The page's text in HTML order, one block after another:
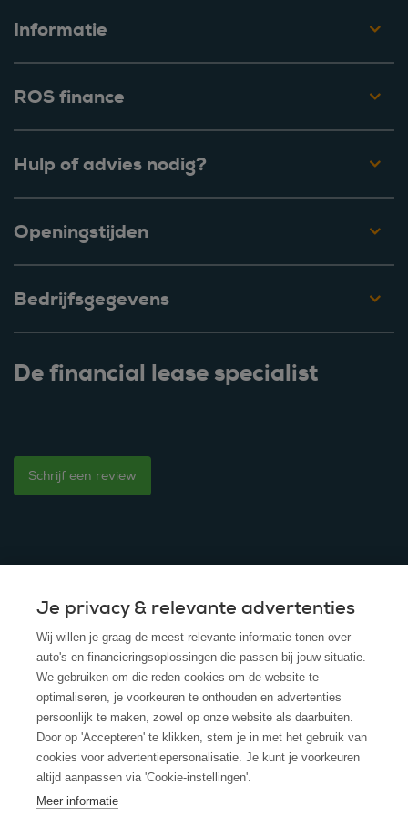
Informatie
ROS finance
Hulp of advies nodig?
Openingstijden
Bedrijfsgegevens
De financial lease specialist
Schrijf een review
© 2025 - ROS Krediet Service
Algemene Voorwaarden
Disclaimer
Privacy Policy
Cookies
Cookie policy
Je privacy & relevante advertenties
Wij willen je graag de meest relevante informatie tonen over
auto's en financieringsoplossingen die passen bij jouw situatie.
We gebruiken om die reden cookies om de website te
optimaliseren, je voorkeuren te onthouden en advertenties
persoonlijk te maken, zowel op onze website als daarbuiten.
Door op 'Accepteren' te klikken, stem je in met het gebruik van
cookies voor advertentiepersonalisatie. Je kunt je voorkeuren
altijd aanpassen via 'Cookie-instellingen'.
Meer informatie